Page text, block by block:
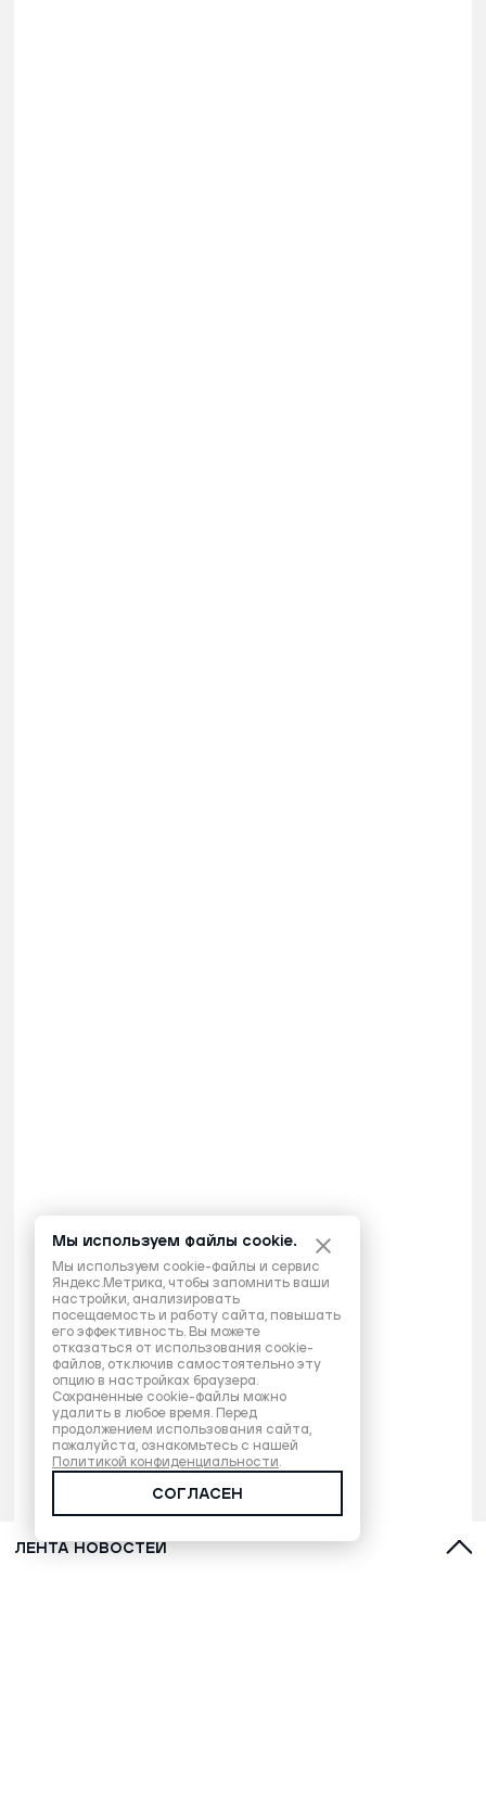
ЛЕНТА НОВОСТЕЙ
Мы используем файлы cookie.
Мы используем cookie-файлы и сервис
Яндекс.Метрика, чтобы запомнить ваши
настройки, анализировать
посещаемость и работу сайта, повышать
его эффективность. Вы можете
отказаться от использования cookie-
файлов, отключив самостоятельно эту
опцию в настройках браузера.
Сохраненные cookie-файлы можно
удалить в любое время. Перед
продолжением использования сайта,
пожалуйста, ознакомьтесь с нашей
Политикой конфиденциальности.
СОГЛАСЕН